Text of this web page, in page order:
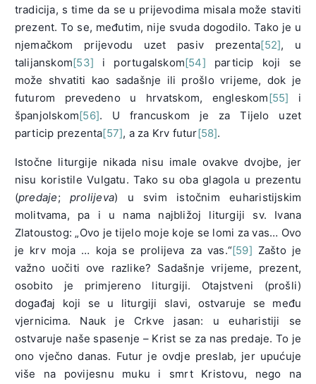
tradicija, s time da se u prijevodima misala može staviti
prezent. To se, međutim, nije svuda dogodilo. Tako je u
njemačkom prijevodu uzet pasiv prezenta[52], u
talijanskom[53] i portugalskom[54] particip koji se
može shvatiti kao sadašnje ili prošlo vrijeme, dok je
futurom prevedeno u hrvatskom, engleskom[55] i
španjolskom[56]. U francuskom je za Tijelo uzet
particip prezenta[57], a za Krv futur[58].
Istočne liturgije nikada nisu imale ovakve dvojbe, jer
nisu koristile Vulgatu. Tako su oba glagola u prezentu
(predaje;prolijeva) u svim istočnim euharistijskim
molitvama, pa i u nama najbližoj liturgiji sv. Ivana
Zlatoustog: „Ovo je tijelo moje koje se lomi za vas… Ovo
je krv moja … koja se prolijeva za vas.“[59] Zašto je
važno uočiti ove razlike? Sadašnje vrijeme, prezent,
osobito je primjereno liturgiji. Otajstveni (prošli)
događaj koji se u liturgiji slavi, ostvaruje se među
vjernicima. Nauk je Crkve jasan: u euharistiji se
ostvaruje naše spasenje – Krist se za nas predaje. To je
ono vječno danas. Futur je ovdje preslab, jer upućuje
više na povijesnu muku i smrt Kristovu, nego na